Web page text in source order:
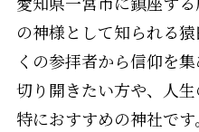
の神様として知られる
くの参拝者から信仰を
切り開きたい方や、人
特におすすめの神社で